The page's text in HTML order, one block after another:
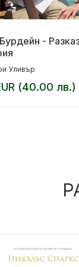
-
Уливър
(40.00 лв.)